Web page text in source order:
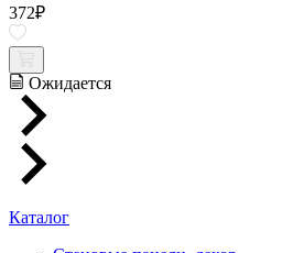
372₽
Ожидается
Каталог